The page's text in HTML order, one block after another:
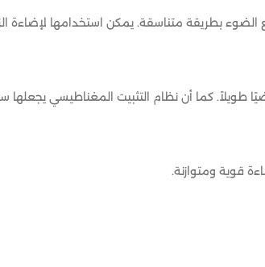
الضوء بطريقة متناسقة. يمكن استخدامها
طويلاً. كما أن نظام التثبيت المغناطيسي
قوية ومتوازنة.